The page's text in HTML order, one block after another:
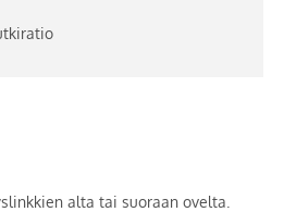
alta tai suoraan ovelta.